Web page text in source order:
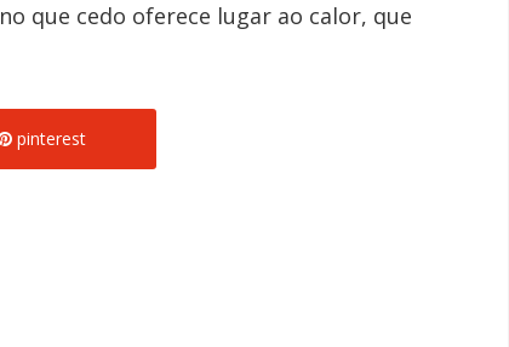
que cedo oferece lugar ao calor, que
pinterest